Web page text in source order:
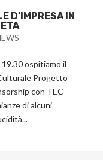
D’IMPRESA IN
ospitiamo il
Progetto
con TEC
di alcuni